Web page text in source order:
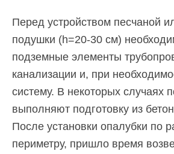
Перед устройством песчаной
подушки (h=20-30 см)
подземные элементы
канализации и, при
систему. В некоторых случаях
выполняют подготовку из
После установки опалубки по
периметру, пришло время